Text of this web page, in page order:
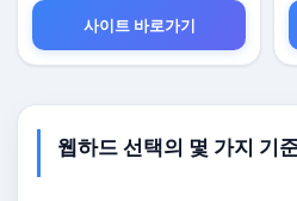
사이트 바로가기
웹하드 선택의 몇 가지 기